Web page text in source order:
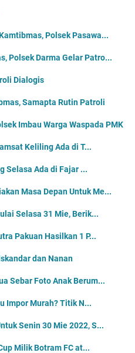
Polsek Pasawa...
Polsek Darma Gelar Patro...
Dialogis
Samapta Rutin Patroli
Imbau Warga Waspada PMK
Keliling Ada di T...
Selasa Ada di Fajar ...
Masa Depan Untuk Me...
Selasa 31 Mie, Berik...
Pakuan Hasilkan 1 P...
dan Nanan
Sebar Foto Anak Berum...
Impor Murah? Titik N...
Senin 30 Mie 2022, S...
Milik Botram FC at...